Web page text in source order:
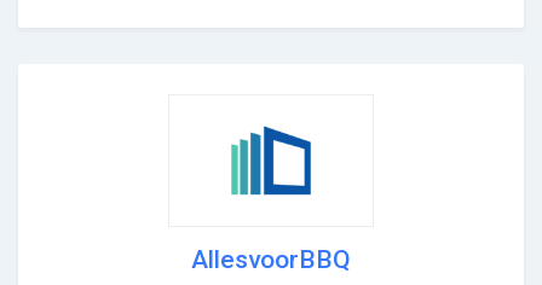
AllesvoorBBQ